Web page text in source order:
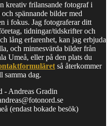
kreativ frilansande fotograf i
spännande bilder med
i fokus. Jag fotograferar ditt
tidningar/tidskrifter och
lång erfarenhet, kan jag erbjuda
och minnesvärda bilder från
Umeå, eller på den plats du
så återkommer
samma dag.
- Andreas Gradin
(endast bokade besök)